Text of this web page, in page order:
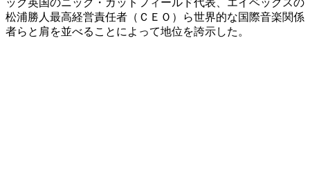
松浦勝人最高経営責任者（ＣＥＯ）ら世界的な国際音楽関係
者らと肩を並べることによって地位を誇示した。